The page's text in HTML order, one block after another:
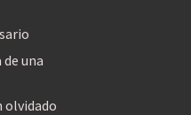
una
olvidado